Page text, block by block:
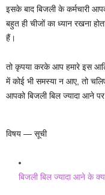
इसके बाद बिजली के कर्मचारी
बहुत ही चीजों का ध्यान रखना
हैं।
तो कृपया करके आप हमारे इस
में कोई भी समस्या न आए, तो
आपको बिजली बिल ज्यादा आने
विषय — सूची
बिजली बिल ज्यादा आने के